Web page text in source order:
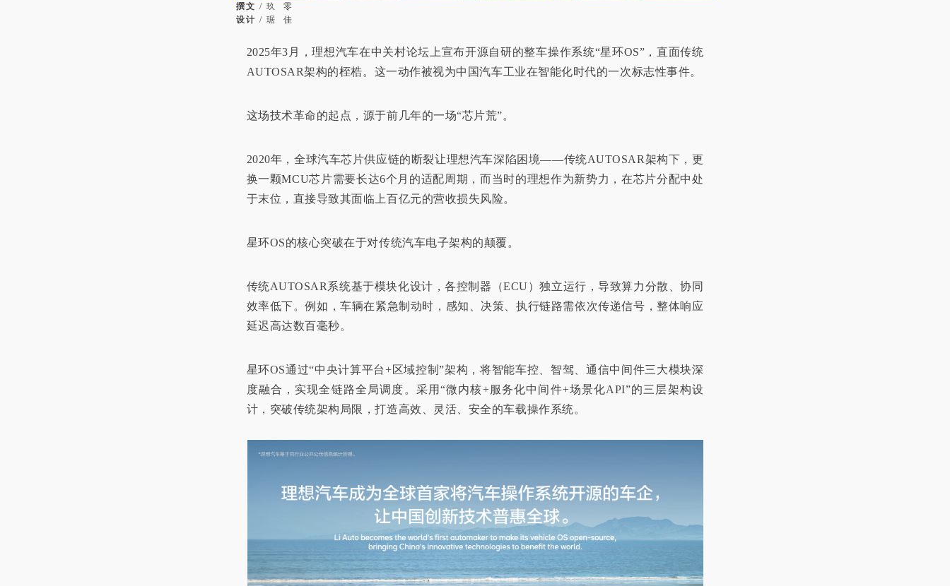
撰文 / 玖 零
设计 / 琚 佳
2025年3月，理想汽车在中关村论坛上宣布开源自研的整车操作系统“星环OS”，直面传统
AUTOSAR架构的桎梏。这一动作被视为中国汽车工业在智能化时代的一次标志性事件。
这场技术革命的起点，源于前几年的一场“芯片荒”。
2020年，全球汽车芯片供应链的断裂让理想汽车深陷困境——传统AUTOSAR架构下，更
换一颗MCU芯片需要长达6个月的适配周期，而当时的理想作为新势力，在芯片分配中处
于末位，直接导致其面临上百亿元的营收损失风险。
星环OS的核心突破在于对传统汽车电子架构的颠覆。
传统AUTOSAR系统基于模块化设计，各控制器（ECU）独立运行，导致算力分散、协同
效率低下。例如，车辆在紧急制动时，感知、决策、执行链路需依次传递信号，整体响应
延迟高达数百毫秒。
星环OS通过“中央计算平台+区域控制”架构，将智能车控、智驾、通信中间件三大模块深
度融合，实现全链路全局调度。采用“微内核+服务化中间件+场景化API”的三层架构设
计，突破传统架构局限，打造高效、灵活、安全的车载操作系统。